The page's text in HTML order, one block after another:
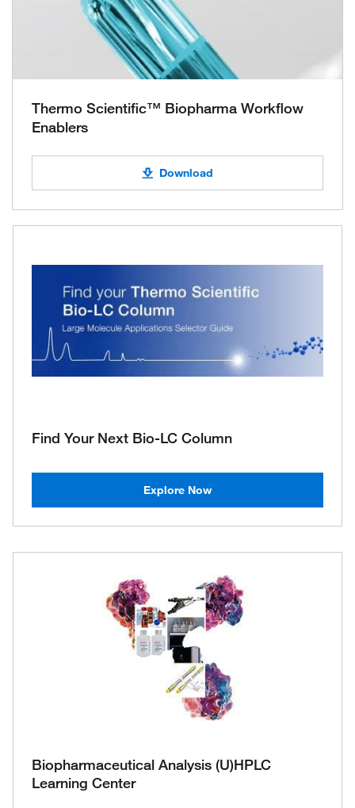
Thermo Scientific™ Biopharma Workflow
Enablers
Download
Find Your Next Bio-LC Column
Explore Now
Biopharmaceutical Analysis (U)HPLC
Learning Center